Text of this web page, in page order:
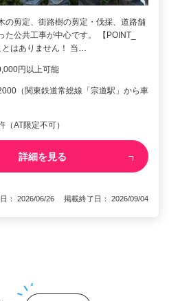
の剪定、街路樹の剪定・伐採、道路舗
た公共工事が中心です。 【POINT_
とはありません！ 当…
円以上可能
（関東鉄道常総線「宗道駅」から車
AT限定不可）
詳細を見る
： 2026/06/26 掲載終了日： 2026/09/04